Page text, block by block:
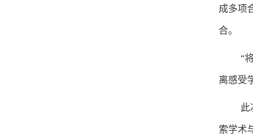
成多项
合。
“
离感受
此
索学术